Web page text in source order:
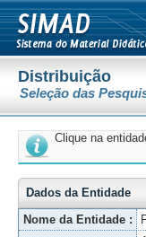
Distribuição
Seleção das
Clique na
Dados da Entidade
Nome da Entidade :